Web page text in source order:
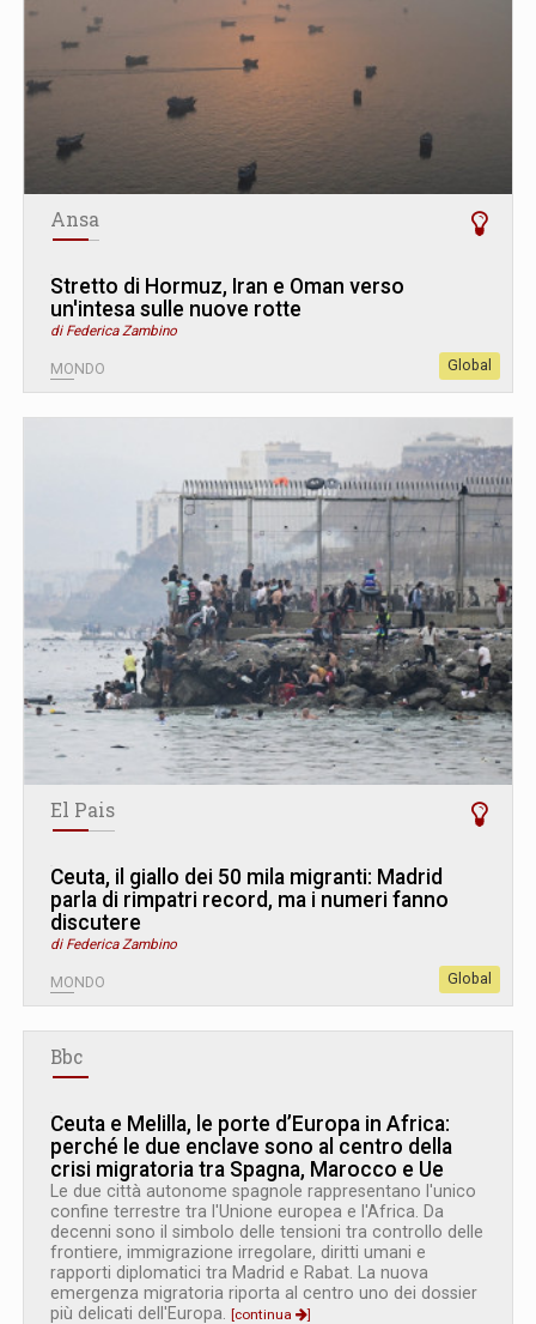
Ansa
Stretto di Hormuz, Iran e Oman verso
un'intesa sulle nuove rotte
di Federica Zambino
MONDO Global
El Pais
Ceuta, il giallo dei 50 mila migranti: Madrid
parla di rimpatri record, ma i numeri fanno
discutere
di Federica Zambino
MONDO Global
Bbc
Ceuta e Melilla, le porte d’Europa in Africa:
perché le due enclave sono al centro della
crisi migratoria tra Spagna, Marocco e Ue
Le due città autonome spagnole rappresentano l'unico
confine terrestre tra l'Unione europea e l'Africa. Da
decenni sono il simbolo delle tensioni tra controllo delle
frontiere, immigrazione irregolare, diritti umani e
rapporti diplomatici tra Madrid e Rabat. La nuova
emergenza migratoria riporta al centro uno dei dossier
più delicati dell'Europa.
[continua
]